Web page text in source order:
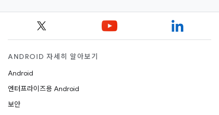
ANDROID 자세히 알아보기
Android
엔터프라이즈용 Android
보안